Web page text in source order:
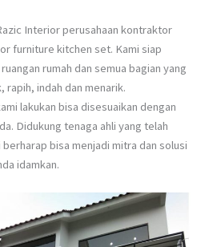
Interior perusahaan kontraktor
furniture kitchen set. Kami siap
rumah dan semua bagian yang
rapih, indah dan menarik.
lakukan bisa disesuaikan dengan
Didukung tenaga ahli yang telah
bisa menjadi mitra dan solusi
idamkan.